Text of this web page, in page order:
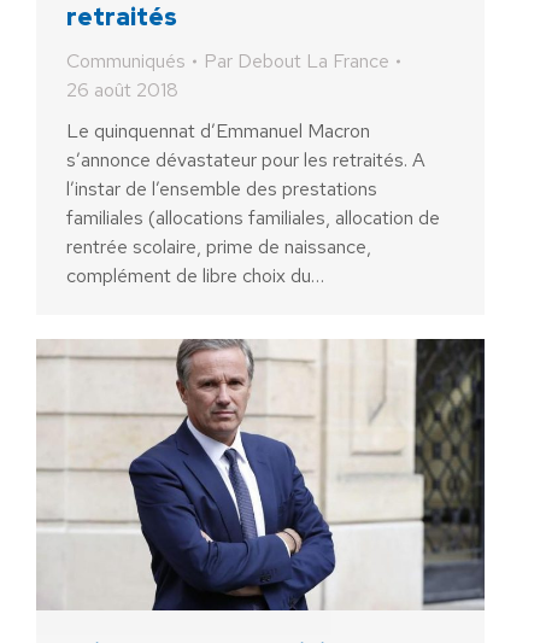
retraités
Communiqués Par Debout La France
26 août 2018
Le quinquennat d’Emmanuel Macron
s’annonce dévastateur pour les retraités. A
l’instar de l’ensemble des prestations
familiales (allocations familiales, allocation de
rentrée scolaire, prime de naissance,
complément de libre choix du…